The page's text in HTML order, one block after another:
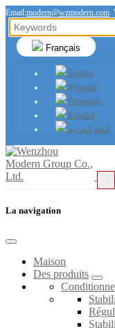
Email:modern@wzmodern.com
Français
English
Русский
Português
Español
اللغة العربية
La navigation
Maison
Des produits